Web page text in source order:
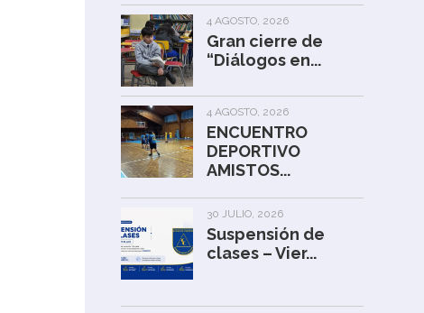
4 AGOSTO, 2026
Gran cierre de
“Diálogos en...
4 AGOSTO, 2026
ENCUENTRO
DEPORTIVO
AMISTOS...
30 JULIO, 2026
Suspensión de
clases – Vier...